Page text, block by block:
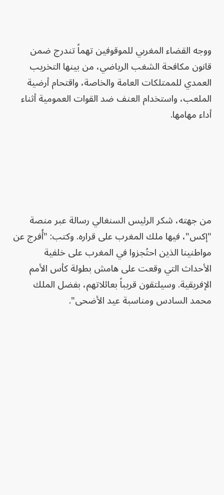
ووجه القضاء المغربي للموقوفين تهماً تندرج ضمن
قانون مكافحة الشغب الرياضي، من بينها التخريب
العمدي للممتلكات العامة والخاصة، واقتحام أرضية
الملعب، واستخدام العنف ضد القوات العمومية أثناء
أداء مهامها.
من جهته، شكر الرئيس السنغالي رسالة عبر منصة
"إكس"، فيها ملك المغرب على قراره. وكتب: "أُفرج عن
مواطنينا الذين احتُجزوا في المغرب على خلفية
الأحداث التي وقعت على هامش بطولة كأس الأمم
الإفريقية. وسيلتقون قريباً بعائلاتهم، بفضل الملك
محمد السادس ومناسبة عيد الأضحى".